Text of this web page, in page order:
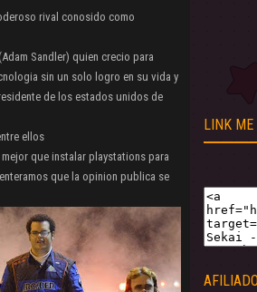
rival conosido como
Sandler) quien crecio para
sin un solo logro en su vida y
de los estados unidos de
ellos
que instalar playstations para
que la opinion publica se
LINK ME